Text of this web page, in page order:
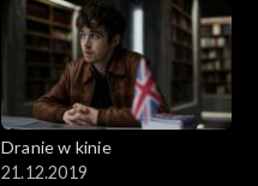
Dranie w kinie
21.12.2019